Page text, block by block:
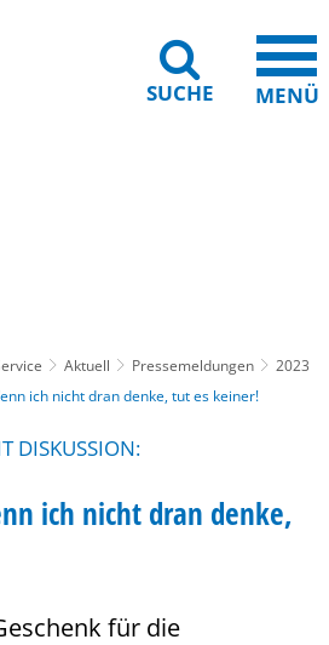
SUCHE MENÜ
Aktuell Pressemeldungen
2023
ich nicht dran denke, tut es keiner!
DISKUSSION:
ich nicht dran denke,
für die